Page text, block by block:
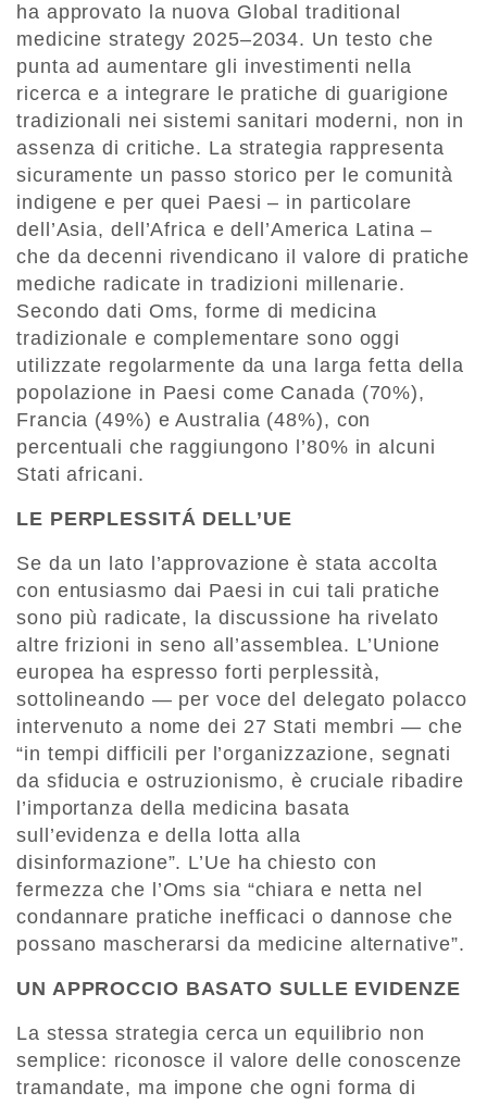
ha approvato la nuova Global traditional
medicine strategy 2025–2034. Un testo che
punta ad aumentare gli investimenti nella
ricerca e a integrare le pratiche di guarigione
tradizionali nei sistemi sanitari moderni, non in
assenza di critiche. La strategia rappresenta
sicuramente un passo storico per le comunità
indigene e per quei Paesi – in particolare
dell’Asia, dell’Africa e dell’America Latina –
che da decenni rivendicano il valore di pratiche
mediche radicate in tradizioni millenarie.
Secondo dati Oms, forme di medicina
tradizionale e complementare sono oggi
utilizzate regolarmente da una larga fetta della
popolazione in Paesi come Canada (70%),
Francia (49%) e Australia (48%), con
percentuali che raggiungono l’80% in alcuni
Stati africani.
LE PERPLESSITÁ DELL’UE
Se da un lato l’approvazione è stata accolta
con entusiasmo dai Paesi in cui tali pratiche
sono più radicate, la discussione ha rivelato
altre frizioni in seno all’assemblea. L’Unione
europea ha espresso forti perplessità,
sottolineando — per voce del delegato polacco
intervenuto a nome dei 27 Stati membri — che
“in tempi difficili per l’organizzazione, segnati
da sfiducia e ostruzionismo, è cruciale ribadire
l’importanza della medicina basata
sull’evidenza e della lotta alla
disinformazione”. L’Ue ha chiesto con
fermezza che l’Oms sia “chiara e netta nel
condannare pratiche inefficaci o dannose che
possano mascherarsi da medicine alternative”.
UN APPROCCIO BASATO SULLE EVIDENZE
La stessa strategia cerca un equilibrio non
semplice: riconosce il valore delle conoscenze
tramandate, ma impone che ogni forma di